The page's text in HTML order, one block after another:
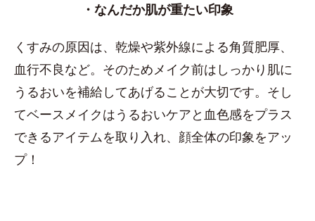
・なんだか肌が重たい印象
くすみの原因は、乾燥や紫外線による角質肥厚、
血行不良など。そのためメイク前はしっかり肌に
うるおいを補給してあげることが大切です。そし
てベースメイクはうるおいケアと血色感をプラス
できるアイテムを取り入れ、顔全体の印象をアッ
プ！